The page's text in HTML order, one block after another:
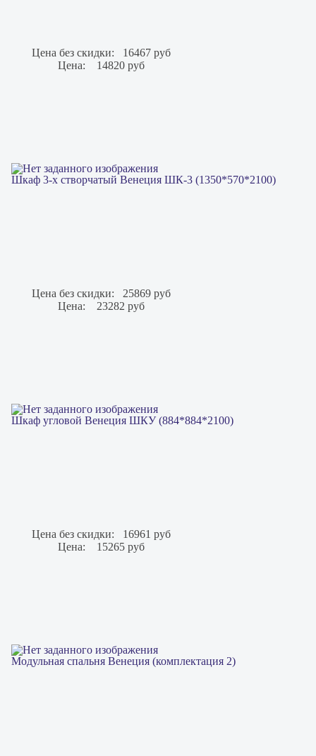
Цена без скидки:
16467 руб
Цена:
14820 руб
Шкаф 3-х створчатый Венеция ШК-3 (1350*570*2100)
Цена без скидки:
25869 руб
Цена:
23282 руб
Шкаф угловой Венеция ШКУ (884*884*2100)
Цена без скидки:
16961 руб
Цена:
15265 руб
Модульная спальня Венеция (комплектация 2)